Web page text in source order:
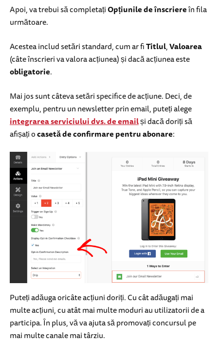
Apoi, va trebui să completațiOpțiunile de înscriereîn fila
următoare.
Acestea includ setări standard, cum ar fiTitlul,Valoarea
(câte înscrieri va valora acțiunea) și dacă acțiunea este
obligatorie.
Mai jos sunt câteva setări specifice de acțiune. Deci, de
exemplu, pentru un newsletter prin email, puteți alege
integrarea serviciului dvs. de emailși dacă doriți să
afișați ocasetă de confirmare pentru abonare:
Puteți adăuga oricâte acțiuni doriți. Cu cât adăugați mai
multe acțiuni, cu atât mai multe moduri au utilizatorii de a
participa. În plus, vă va ajuta să promovați concursul pe
mai multe canale mai târziu.